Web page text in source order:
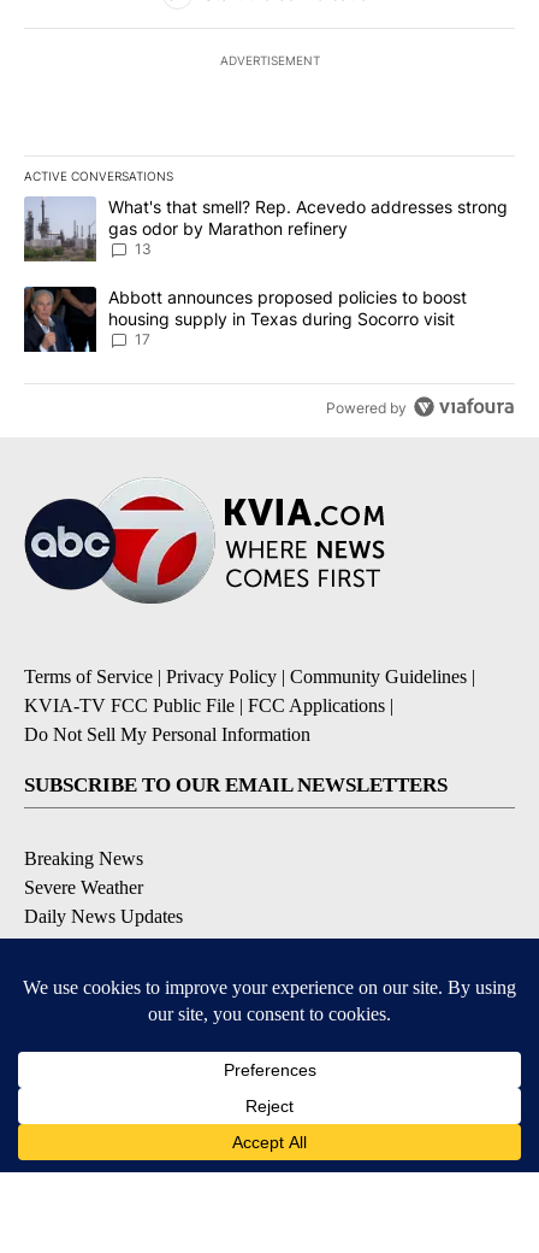
ADVERTISEMENT
ACTIVE CONVERSATIONS
The following is a list of the most commented articles in the last
A trending article titled "What's that smell? Rep. Acevedo
What's that smell? Rep. Acevedo addresses strong
gas odor by Marathon refinery
13
A trending article titled "Abbott announces proposed policies to
Abbott announces proposed policies to boost
housing supply in Texas during Socorro visit
17
Powered by
Terms of Service | Privacy Policy | Community Guidelines |
KVIA-TV FCC Public File | FCC Applications |
Do Not Sell My Personal Information
SUBSCRIBE TO OUR EMAIL NEWSLETTERS
Breaking News
Severe Weather
Daily News Updates
Daily Weather Forecast
Contests & Promotions
DOWNLOAD OUR APPS
Available for iOS and Android